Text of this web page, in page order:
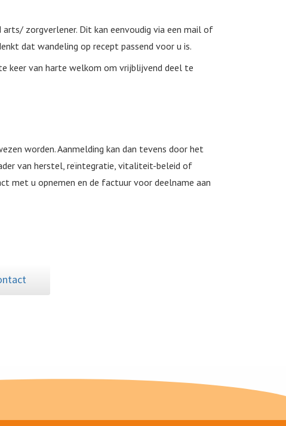
zorgverlener. Dit kan eenvoudig via een mail of
dat wandeling op recept passend voor u is.
keer van harte welkom om vrijblijvend deel te
worden. Aanmelding kan dan tevens door het
van herstel, reïntegratie, vitaliteit-beleid of
met u opnemen en de factuur voor deelname aan